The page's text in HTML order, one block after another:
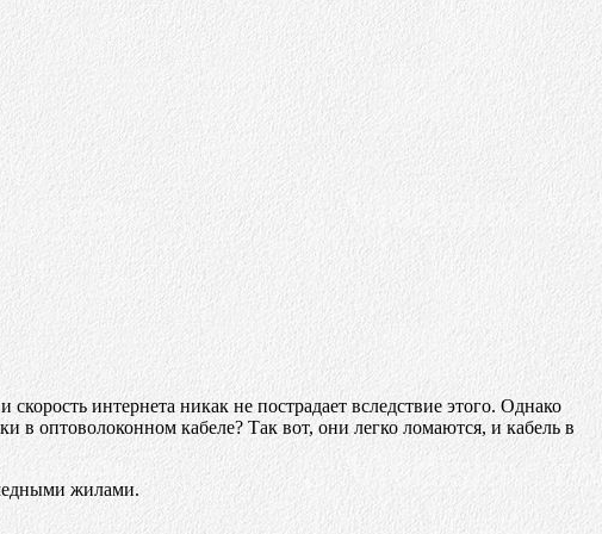
интернета никак не пострадает вследствие этого. Однако
в оптоволоконном кабеле? Так вот, они легко ломаются, и кабель в
жилами.